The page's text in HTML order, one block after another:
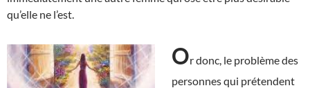
qu’elle ne l’est.
Or donc, le problème des
personnes qui prétendent